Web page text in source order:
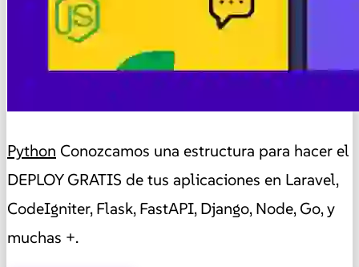
Python Conozcamos una estructura para hacer el
DEPLOY GRATIS de tus aplicaciones en Laravel,
CodeIgniter, Flask, FastAPI, Django, Node, Go, y
muchas +.